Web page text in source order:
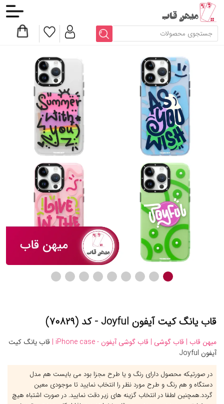
قاب یانگ کیت آیفون Joyful - کد (۷۰۸۲۹)
میهن قاب | قاب گوشی | قاب گوشی آیفون - iPhone case |
قاب یانگ کیت
آیفون Joyful
در صورتیکه محصول دارای رنگ و یا طرح مجزا بود می بایست هم مدل
دستگاه و هم رنگ و طرح مورد نظر را انتخاب نمایید تا موجودی معین
گردد.همچنین لطفا در انتخاب گزینه های زیر دقت نمایید. در صورت اشتباه هیچ